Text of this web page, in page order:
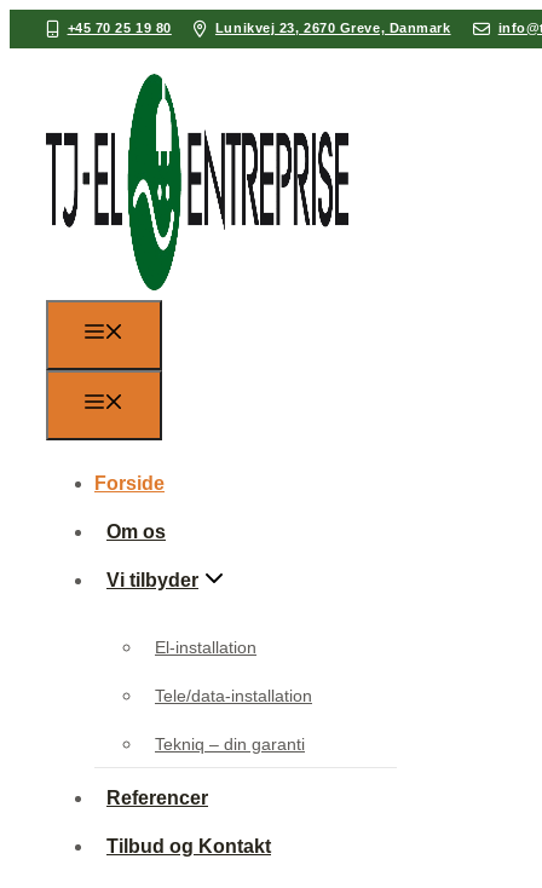
+45 70 25 19 80 Lunikvej 23, 2670 Greve, Danmark
Forside
Om os
Vi tilbyder
El-installation
Tele/data-installation
Tekniq – din garanti
Referencer
Tilbud og Kontakt